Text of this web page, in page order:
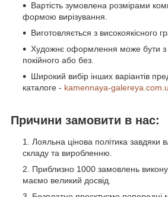
Вартість зумовлена розмірами
формою вирізування.
Виготовляється з високоякісного
Художнє оформлення може бути з
покійного або без.
Широкий вибір інших варіантів
каталоге - kamennaya-
Причини замовити в нас:
Лояльна цінова політика завдяки
складу та виробленню.
Приблизно 1000 замовлень
маємо великий досвід.